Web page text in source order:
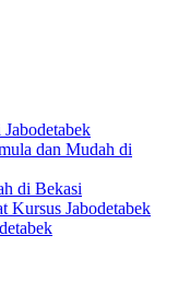
dan Mudah di
di Bekasi
Kursus Jabodetabek